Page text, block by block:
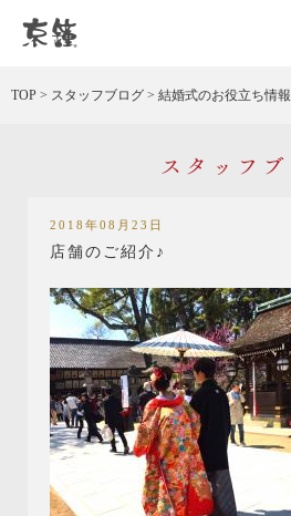
TOP > スタッフブログ > 結婚式のお役立ち情報
2018年08月23日
店舗のご紹介♪